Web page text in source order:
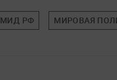
МИД РФ МИРОВАЯ